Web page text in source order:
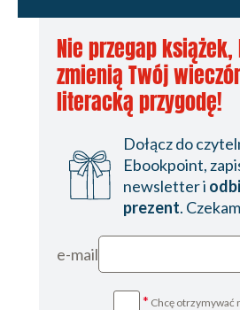
Nie przegap
zmienią Twój
literacką przygodę!
Dołącz do
Ebookpoint,
newsletter i
prezent.
e-mail
* Chcę otrzymywać